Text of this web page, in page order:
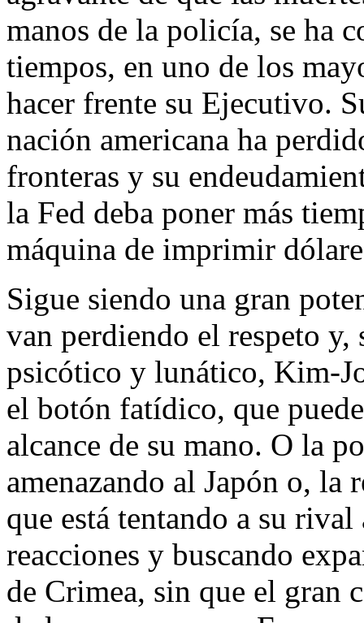
manos de la policía, se ha
tiempos, en uno de los
hacer frente su Ejecutivo.
nación americana ha
fronteras y su
la Fed deba poner más
máquina de imprimir
Sigue siendo una gran
van perdiendo el respeto
psicótico y lunático, Kim-
el botón fatídico, que
alcance de su mano. O la
amenazando al Japón o, la
que está tentando a su
reacciones y buscando
de Crimea, sin que el gran